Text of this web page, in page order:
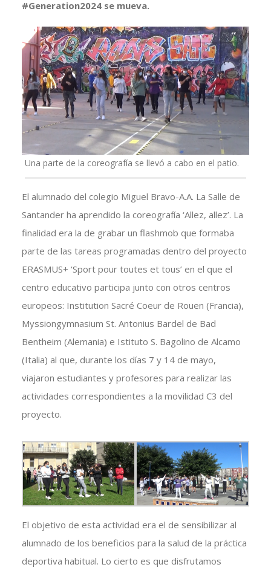
#Generation2024 se mueva.
Una parte de la coreografía se llevó a cabo en el patio.
El alumnado del colegio Miguel Bravo-A.A. La Salle de
Santander ha aprendido la coreografía ‘Allez, allez’. La
finalidad era la de grabar un flashmob que formaba
parte de las tareas programadas dentro del proyecto
ERASMUS+ ‘Sport pour toutes et tous’ en el que el
centro educativo participa junto con otros centros
europeos: Institution Sacré Coeur de Rouen (Francia),
Myssiongymnasium St. Antonius Bardel de Bad
Bentheim (Alemania) e Istituto S. Bagolino de Alcamo
(Italia) al que, durante los días 7 y 14 de mayo,
viajaron estudiantes y profesores para realizar las
actividades correspondientes a la movilidad C3 del
proyecto.
El objetivo de esta actividad era el de sensibilizar al
alumnado de los beneficios para la salud de la práctica
deportiva habitual. Lo cierto es que disfrutamos